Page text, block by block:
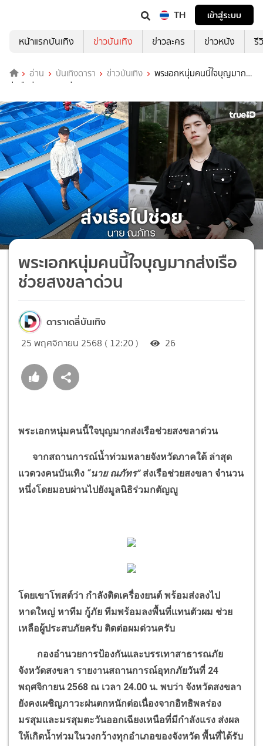
TH
เข้าสู่ระบบ
หน้าแรกบันเทิง
ข่าวบันเทิง ข่าวละคร ข่าวหนัง รี
อ่าน บันเทิงดารา ข่าวบันเทิง
พระเอกหนุ่มคนนี้ใจบุญมาก
ส่งเรือช่วยสงขลาด่วน
พระเอกหนุ่มคนนี้ใจบุญมากส่งเรือ
ช่วยสงขลาด่วน
ดาราเดลี่บันเทิง
25 พฤศจิกายน 2568 ( 12:20 ) 26
พระเอกหนุ่มคนนี้ใจบุญมากส่งเรือช่วยสงขลาด่วน
จากสถานการณ์น้ำท่วมหลายจังหวัดภาคใต้ ล่าสุด
แวดวงคนบันเทิง “นาย ณภัทร” ส่งเรือช่วยสงขลา จำนวน
หนึ่งโดยมอบผ่านไปยังมูลนิธิร่วมกตัญญู
โดยเขาโพสต์ว่า กำลังติดเครื่องยนต์ พร้อมส่งลงไป
หาดใหญ่ หาทีม กู้ภัย ทีมพร้อมลงพื้นที่เเทนตัวผม ช่วย
เหลือผู้ประสบภัยครับ ติดต่อผมด่วนครับ
กองอำนวยการป้องกันและบรรเทาสาธารณภัย
จังหวัดสงขลา รายงานสถานการณ์อุทกภัยวันที่ 24
พฤศจิกายน 2568 ณ เวลา 24.00 น. พบว่า จังหวัดสงขลา
ยังคงเผชิญภาวะฝนตกหนักต่อเนื่องจากอิทธิพลร่อง
มรสุมและมรสุมตะวันออกเฉียงเหนือที่มีกำลังแรง ส่งผล
ให้เกิดน้ำท่วมในวงกว้างทุกอำเภอของจังหวัด พื้นที่ได้รับ